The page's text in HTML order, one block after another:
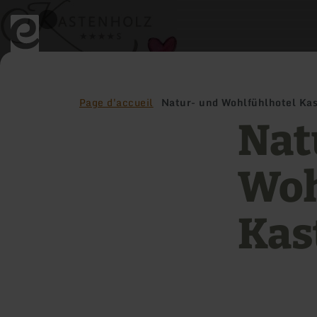
Retour
à
la
page
Page d'accueil Natur- und Wohlfühlhotel